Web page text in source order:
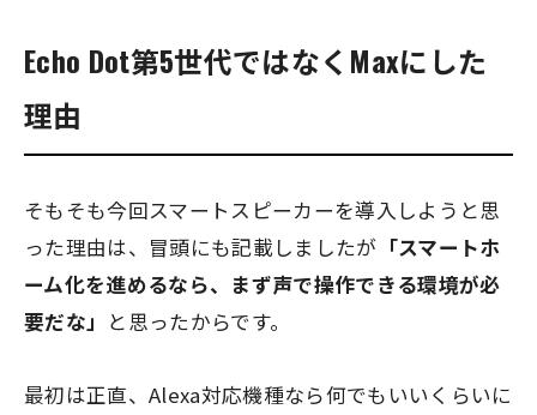
Echo Dot第5世代ではなくMaxにした
理由
そもそも今回スマートスピーカーを導入しようと思
った理由は、冒頭にも記載しましたが 「スマートホ
ーム化を進めるなら、まず声で操作できる環境が必
要だな」 と思ったからです。
最初は正直、Alexa対応機種なら何でもいいくらいに